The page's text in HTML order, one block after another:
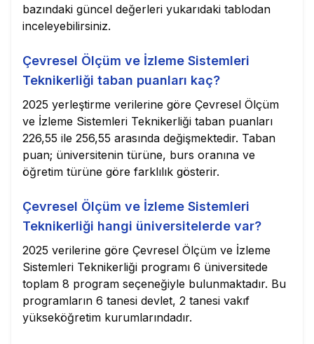
bazındaki güncel değerleri yukarıdaki tablodan
inceleyebilirsiniz.
Çevresel Ölçüm ve İzleme Sistemleri
Teknikerliği taban puanları kaç?
2025 yerleştirme verilerine göre Çevresel Ölçüm
ve İzleme Sistemleri Teknikerliği taban puanları
226,55 ile 256,55 arasında değişmektedir. Taban
puan; üniversitenin türüne, burs oranına ve
öğretim türüne göre farklılık gösterir.
Çevresel Ölçüm ve İzleme Sistemleri
Teknikerliği hangi üniversitelerde var?
2025 verilerine göre Çevresel Ölçüm ve İzleme
Sistemleri Teknikerliği programı 6 üniversitede
toplam 8 program seçeneğiyle bulunmaktadır. Bu
programların 6 tanesi devlet, 2 tanesi vakıf
yükseköğretim kurumlarındadır.